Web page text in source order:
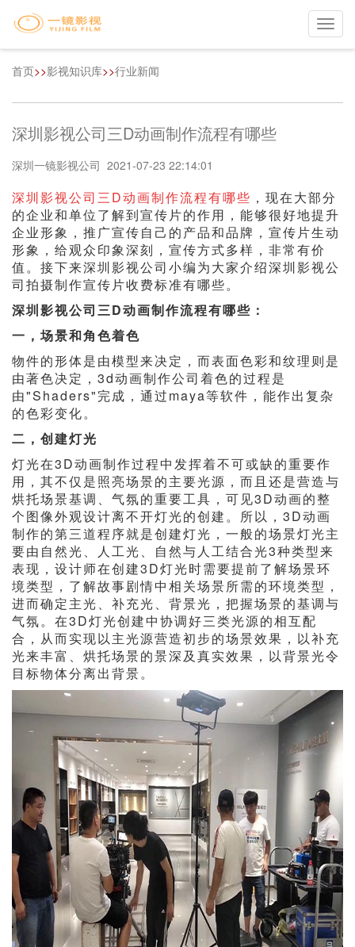
首页>>影视知识库>>行业新闻
深圳影视公司三D动画制作流程有哪些
深圳一镜影视公司 2021-07-23 22:14:01
深圳影视公司三D动画制作流程有哪些 ，现在大部分
的企业和单位了解到宣传片的作用，能够很好地提升
企业形象，推广宣传自己的产品和品牌，宣传片生动
形象，给观众印象深刻，宣传方式多样，非常有价
值。接下来深圳影视公司小编为大家介绍深圳影视公
司拍摄制作宣传片收费标准有哪些。
深圳影视公司三D动画制作流程有哪些：
一，场景和角色着色
物件的形体是由模型来决定，而表面色彩和纹理则是
由著色决定，3d动画制作公司着色的过程是
由"Shaders"完成，通过maya等软件，能作出复杂
的色彩变化。
二，创建灯光
灯光在3D动画制作过程中发挥着不可或缺的重要作
用，其不仅是照亮场景的主要光源，而且还是营造与
烘托场景基调、气氛的重要工具，可见3D动画的整
个图像外观设计离不开灯光的创建。所以，3D动画
制作的第三道程序就是创建灯光，一般的场景灯光主
要由自然光、人工光、自然与人工结合光3种类型来
表现，设计师在创建3D灯光时需要提前了解场景环
境类型，了解故事剧情中相关场景所需的环境类型，
进而确定主光、补充光、背景光，把握场景的基调与
气氛。在3D灯光创建中协调好三类光源的相互配
合，从而实现以主光源营造初步的场景效果，以补充
光来丰富、烘托场景的景深及真实效果，以背景光令
目标物体分离出背景。